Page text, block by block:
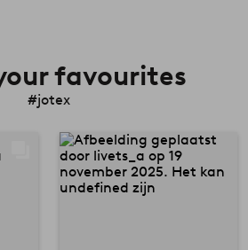
favourites
#jotex